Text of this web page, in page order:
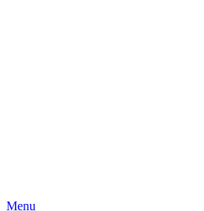
Menu